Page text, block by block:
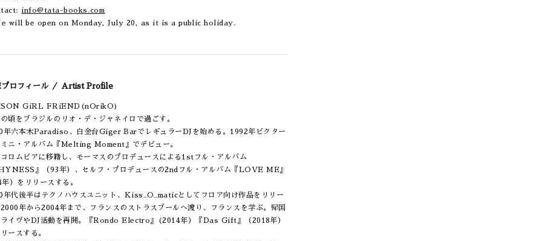
info@tata-books.com
will be open on Monday, July 20, as it is a public holiday.
プロフィール ／ Artist Profile
GiRL FRiEND(nOrikO)
頃をブラジルのリオ・デ・ジャネイロで過ごす。
年六本木Paradiso、白金台Giger BarでレギュラーDJを始める。1992年ビクター
ミニ・アルバム『Melting Moment』でデビュー。
コロムビアに移籍し、モーマスのプロデュースによる1stフル・アルバム
』（93年）、セルフ・プロデュースの2ndフル・アルバム『LOVE ME』
年）をリリースする。
年代後半はテクノハウスユニット、Kiss_O_maticとしてフロア向け作品をリリー
2000年から2004年まで、フランスのストラスブールへ渡り、フランスを学ぶ。帰国
ライヴやDJ活動を再開。『Rondo Electro』(2014年）『Das Gift』（2018年）
ースする。